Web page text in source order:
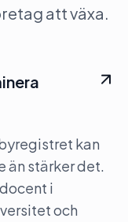
att växa.
kan
än stärker det.
i
och